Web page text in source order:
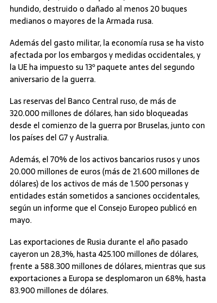
hundido, destruido o dañado al menos 20 buques
medianos o mayores de la Armada rusa.
Además del gasto militar, la economía rusa se ha visto
afectada por los embargos y medidas occidentales, y
la UE ha impuesto su 13º paquete antes del segundo
aniversario de la guerra.
Las reservas del Banco Central ruso, de más de
320.000 millones de dólares, han sido bloqueadas
desde el comienzo de la guerra por Bruselas, junto con
los países del G7 y Australia.
Además, el 70% de los activos bancarios rusos y unos
20.000 millones de euros (más de 21.600 millones de
dólares) de los activos de más de 1.500 personas y
entidades están sometidos a sanciones occidentales,
según un informe que el Consejo Europeo publicó en
mayo.
Las exportaciones de Rusia durante el año pasado
cayeron un 28,3%, hasta 425.100 millones de dólares,
frente a 588.300 millones de dólares, mientras que sus
exportaciones a Europa se desplomaron un 68%, hasta
83.900 millones de dólares.